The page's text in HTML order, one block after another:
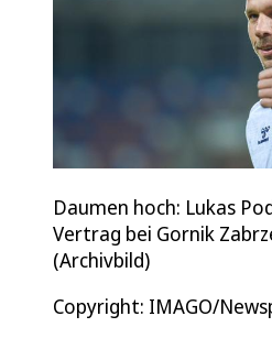
Daumen hoch: Lukas
Vertrag bei Gornik
(Archivbild)
Copyright: IMAGO/